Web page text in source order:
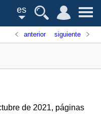
es
anterior siguiente
de 2021, páginas